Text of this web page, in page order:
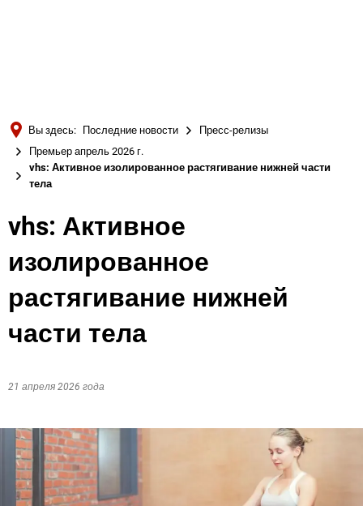
Български
Вы здесь: Последние новости
Пресс-релизы
Премьер апрель 2026 г.
vhs: Активное изолированное растягивание нижней части
тела
vhs: Активное
изолированное
растягивание нижней
части тела
21 апреля 2026 года